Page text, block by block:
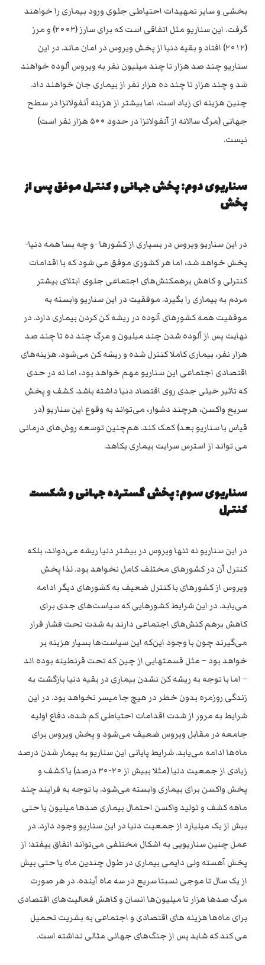
بخشی و سایر تمهیدات احتیاطی جلوی ورود بیماری را خواهند
گرفت. این سناریو مثل اتفاقی است که برای سارز (۲۰۰۳) و مرز
(۲۰۱۲) افتاد و بقیه دنیا از پخش ویروس در امان ماند. در این
سناریو چند صد هزار تا چند میلیون نفر به ویروس آلوده خواهند
شد و چند هزار تا چند ده هزار نفر از بیماری جان خواهند داد.
چنین هزینه ای زیاد است، اما بیشتر از هزینه آنفولانزا در سطح
جهانی (مرگ سالانه از آنفولانزا در حدود ۵۰۰ هزار نفر است)
نیست.
سناریوی دوم: پخش جهانی و کنترل موفق پس از
پخش
در این سناریو ویروس در بسیاری از کشورها -و چه بسا همه دنیا-
پخش خواهد شد، اما هر کشوری موفق می شود که با اقدامات
کنترلی و کاهش برهمکنش‌های اجتماعی جلوی ابتلای بیشتر
مردم به بیماری را بگیرد. موفقیت در این سناریو وابسته به
موفقیت همه کشورهای آلوده در ریشه کن کردن بیماری دارد. در
نهایت پس از آلوده شدن چند میلیون و مرگ چند ده تا چند صد
هزار نفر، بیماری کاملا کنترل شده و ریشه کن می‌شود. هزینه‌های
اقتصادی اجتماعی این سناریو مهم خواهد بود، اما نه در حدی
که تاثیر خیلی جدی روی اقتصاد دنیا داشته باشد. کشف و پخش
سریع واکسن، هرچند دشوار، می‌تواند به وقوع این سناریو (در
قیاس با سناریو بعد) کمک کند. هم‌چنین توسعه روش‌های درمانی
می تواند از استرس سرایت بیماری بکاهد.
سناریوی سوم: پخش گسترده جهانی و شکست
کنترل
در این سناریو نه تنها ویروس در بیشتر دنیا ریشه می‌دواند، بلکه
کنترل آن در کشورهای مختلف کامل نخواهد بود. لذا پخش
ویروس از کشورهای با کنترل ضعیف به کشورهای دیگر ادامه
می‌یابد. در این شرایط کشورهایی که سیاست‌های جدی برای
کاهش برهم کنش‌های اجتماعی دارند به شدت تحت فشار قرار
می‌گیرند چون با وجود این‌که این سیاست‌ها بسیار هزینه بر
خواهد بود – مثل قسمتهایی از چین که تحت قرنطینه بوده اند
– اما با توجه به ریشه کن نشدن بیماری در بقیه دنیا بازگشت به
زندگی روزمره بدون خطر در هیچ جا میسر نخواهد بود. در این
شرایط به مرور از شدت اقدامات احتیاطی کم شده، دفاع اولیه
جامعه در مقابل ویروس ضعیف می‌شود و پخش ویروس برای
ماه‌ها ادامه می‌یابد. شرایط پایانی این سناریو به بیمار شدن درصد
زیادی از جمعیت دنیا (مثلا ببیش از ۲۰-۳۰ درصد) یا کشف و
پخش واکسن برای بیماری وابسته می‌شود. با توجه به فرایند چند
ماهه کشف و تولید واکسن احتمال بیماری صدها میلیون یا حتی
بیش از یک میلیارد از جمعیت دنیا در این سناریو وجود دارد. در
عمل چنین سناریویی به اشکال مختلفی می‌تواند اتفاق بیفتد: از
پخش آهسته ولی دایمی بیماری در طول چندین ماه یا حتی بیش
از یک سال تا موجی نسبتا سریع در سه ماه آینده. در هر صورت
مرگ صدها هزار تا میلیون‌ها انسان و کاهش فعالیت‌های اقتصادی
برای ماه‌ها هزینه ‌های اقتصادی و اجتماعی به بشریت تحمیل
می کند که شاید پس از جنگ‌های جهانی مثالی نداشته است.